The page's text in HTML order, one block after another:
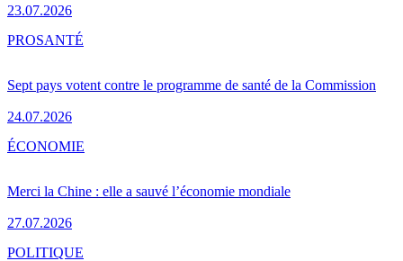
23.07.2026
Sept pays votent contre le programme de santé de la Commission
24.07.2026
PROSANTÉ
Merci la Chine : elle a sauvé l’économie mondiale
27.07.2026
ÉCONOMIE
POLITIQUE